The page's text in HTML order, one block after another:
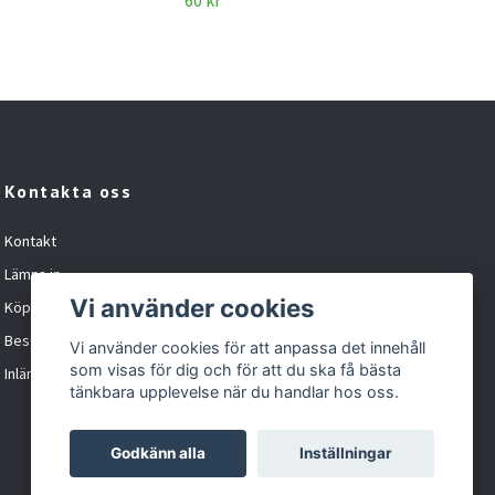
Kontakta oss
Kontakt
Lämna in
Köpvillkor
Besöka oss
Inlämningskund formulär
Vi använder cookies
Vi använder cookies för att anpassa det innehåll
som visas för dig och för att du ska få bästa
tänkbara upplevelse när du handlar hos oss.
Godkänn alla Inställningar